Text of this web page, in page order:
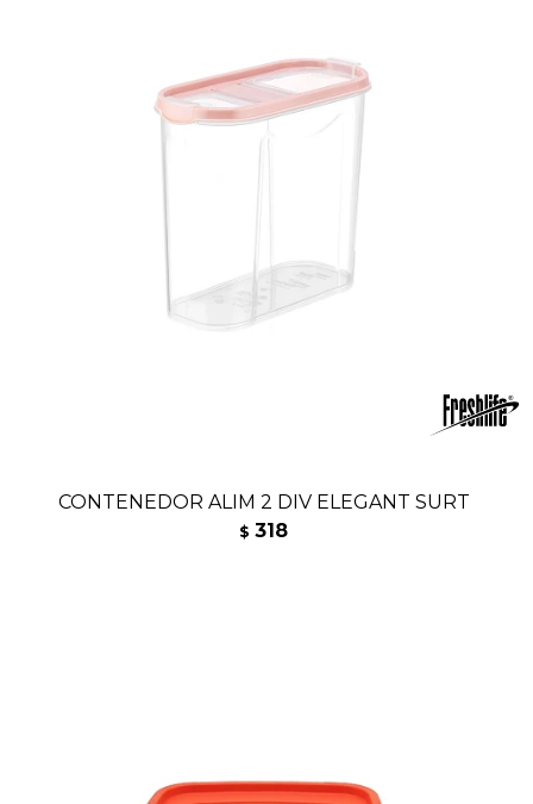
CONTENEDOR ALIM 2 DIV ELEGANT SURT
$ 318